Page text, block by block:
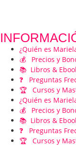
¿Quién es
💰 Precios y
📚 Libros &
❓ Preguntas
🏆 Cursos y
¿Quién es
💰 Precios y
📚 Libros &
❓ Preguntas
🏆 Cursos y